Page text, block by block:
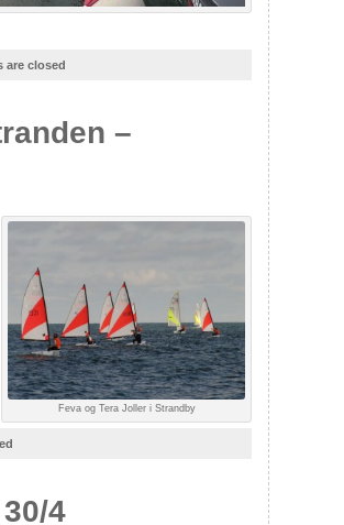
are closed
–
Feva og Tera Joller i Strandby
4